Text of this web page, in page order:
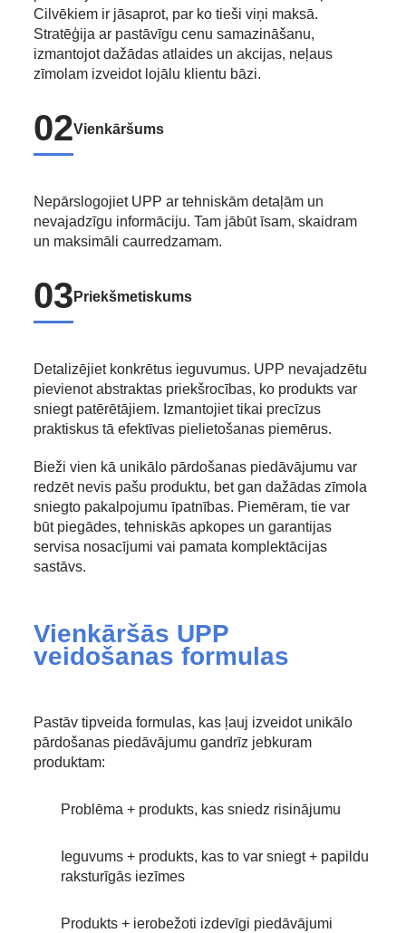
Cilvēkiem ir jāsaprot, par ko tieši viņi maksā.
Stratēģija ar pastāvīgu cenu samazināšanu,
izmantojot dažādas atlaides un akcijas, neļaus
zīmolam izveidot lojālu klientu bāzi.
02Vienkāršums
Nepārslogojiet UPP ar tehniskām detaļām un
nevajadzīgu informāciju. Tam jābūt īsam, skaidram
un maksimāli caurredzamam.
03 Priekšmetiskums
Detalizējiet konkrētus ieguvumus. UPP nevajadzētu
pievienot abstraktas priekšrocības, ko produkts var
sniegt patērētājiem. Izmantojiet tikai precīzus
praktiskus tā efektīvas pielietošanas piemērus.
Bieži vien kā unikālo pārdošanas piedāvājumu var
redzēt nevis pašu produktu, bet gan dažādas zīmola
sniegto pakalpojumu īpatnības. Piemēram, tie var
būt piegādes, tehniskās apkopes un garantijas
servisa nosacījumi vai pamata komplektācijas
sastāvs.
Vienkāršās UPP
veidošanas formulas
Pastāv tipveida formulas, kas ļauj izveidot unikālo
pārdošanas piedāvājumu gandrīz jebkuram
produktam:
Problēma + produkts, kas sniedz risinājumu
Ieguvums + produkts, kas to var sniegt + papildu
raksturīgās iezīmes
Produkts + ierobežoti izdevīgi piedāvājumi